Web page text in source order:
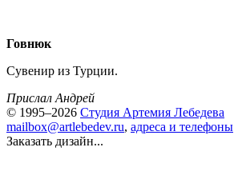
Говнюк
Сувенир из Турции.
Прислал Андрей
© 1995–2026 Студия Артемия Лебедева
mailbox@artlebedev.ru, адреса и телефоны
Заказать дизайн...